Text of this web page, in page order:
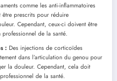
comme les anti-inflammatoires
être prescrits pour réduire
Cependant, ceux-ci doivent être
professionnel de la santé.
: Des injections de corticoïdes
dans l’articulation du genou pour
la douleur. Cependant, cela doit
de la santé.